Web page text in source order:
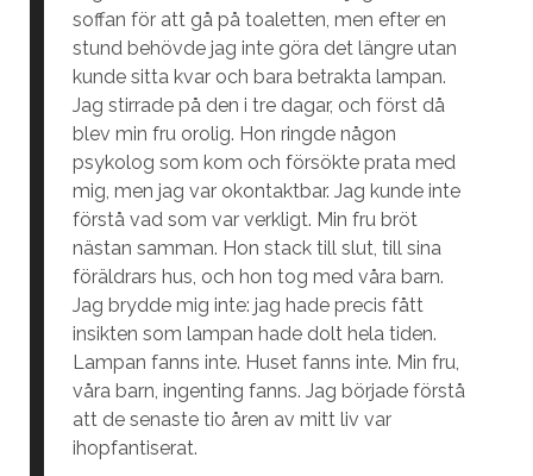
soffan för att gå på toaletten, men efter en
stund behövde jag inte göra det längre utan
kunde sitta kvar och bara betrakta lampan.
Jag stirrade på den i tre dagar, och först då
blev min fru orolig. Hon ringde någon
psykolog som kom och försökte prata med
mig, men jag var okontaktbar. Jag kunde inte
förstå vad som var verkligt. Min fru bröt
nästan samman. Hon stack till slut, till sina
föräldrars hus, och hon tog med våra barn.
Jag brydde mig inte: jag hade precis fått
insikten som lampan hade dolt hela tiden.
Lampan fanns inte. Huset fanns inte. Min fru,
våra barn, ingenting fanns. Jag började förstå
att de senaste tio åren av mitt liv var
ihopfantiserat.